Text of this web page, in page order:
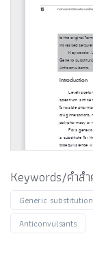
Keywords/คำส
Generic substitution
Anticonvulsants